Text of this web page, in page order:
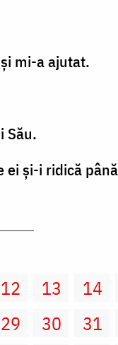
mi-a ajutat.
Său.
şi-i ridică
12 13 14
29 30 31